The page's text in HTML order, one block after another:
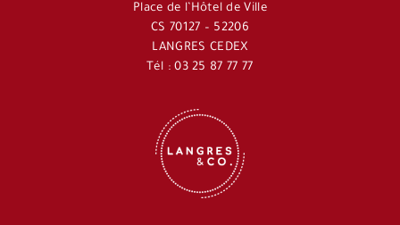
Place de l’Hôtel de Ville
CS 70127 – 52206
LANGRES CEDEX
Tél : 03 25 87 77 77